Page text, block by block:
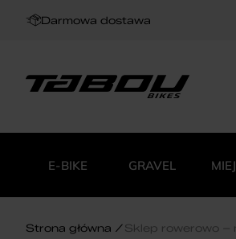
Darmowa dostawa
E-BIKE GRAVEL
Strona główna Sklep rowerowo –